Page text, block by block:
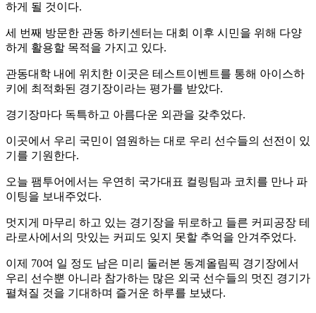
하게 될 것이다.
세 번째 방문한 관동 하키센터는 대회 이후 시민을 위해 다양
하게 활용할 목적을 가지고 있다.
관동대학 내에 위치한 이곳은 테스트이벤트를 통해 아이스하
키에 최적화된 경기장이라는 평가를 받았다.
경기장마다 독특하고 아름다운 외관을 갖추었다.
이곳에서 우리 국민이 염원하는 대로 우리 선수들의 선전이 있
기를 기원한다.
오늘 팸투어에서는 우연히 국가대표 컬링팀과 코치를 만나 파
이팅을 보내주었다.
멋지게 마무리 하고 있는 경기장을 뒤로하고 들른 커피공장 테
라로사에서의 맛있는 커피도 잊지 못할 추억을 안겨주었다.
이제 70여 일 정도 남은 미리 둘러본 동계올림픽 경기장에서
우리 선수뿐 아니라 참가하는 많은 외국 선수들의 멋진 경기가
펼쳐질 것을 기대하며 즐거운 하루를 보냈다.